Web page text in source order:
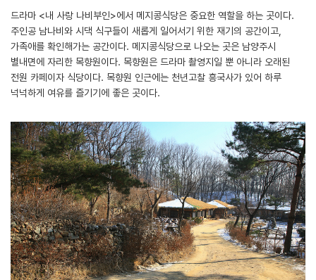
드라마 <내 사랑 나비부인>에서 메지콩식당은 중요한 역할을 하는 곳이다.
주인공 남나비와 시댁 식구들이 새롭게 일어서기 위한 재기의 공간이고,
가족애를 확인해가는 공간이다. 메지콩식당으로 나오는 곳은 남양주시
별내면에 자리한 목향원이다. 목향원은 드라마 촬영지일 뿐 아니라 오래된
전원 카페이자 식당이다. 목향원 인근에는 천년고찰 흥국사가 있어 하루
넉넉하게 여유를 즐기기에 좋은 곳이다.